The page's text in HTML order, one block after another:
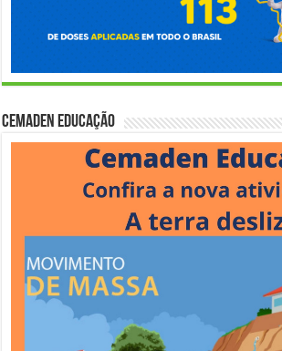
Cemaden Educação